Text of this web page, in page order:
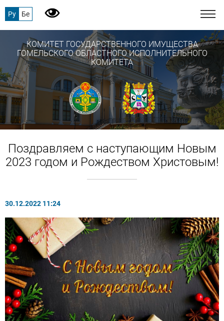
Ру Бе
КОМИТЕТ ГОСУДАРСТВЕННОГО ИМУЩЕСТВА
ГОМЕЛЬСКОГО ОБЛАСТНОГО ИСПОЛНИТЕЛЬНОГО
КОМИТЕТА
Поздравляем с наступающим Новым
2023 годом и Рождеством Христовым!
30.12.2022 11:24